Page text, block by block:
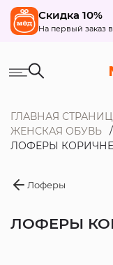
Скидка 10%
На первый заказ
ГЛАВНАЯ
ЖЕНСКАЯ ОБУВЬ
ЛОФЕРЫ
Лоферы
ЛОФЕРЫ